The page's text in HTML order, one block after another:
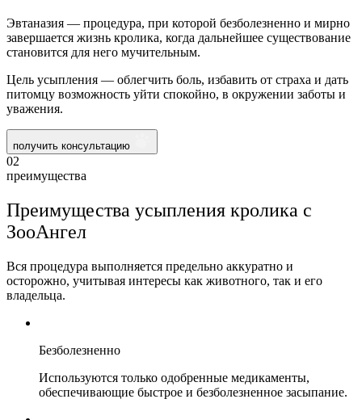
Эвтаназия — процедура, при которой безболезненно и мирно
завершается жизнь кролика, когда дальнейшее существование
становится для него мучительным.
Цель усыпления — облегчить боль, избавить от страха и дать
питомцу возможность уйти спокойно, в окружении заботы и
уважения.
получить консультацию
02
преимущества
Преимущества усыпления кролика с
ЗооАнгел
Вся процедура выполняется предельно аккуратно и
осторожно, учитывая интересы как животного, так и его
владельца.
Безболезненно
Используются только одобренные медикаменты,
обеспечивающие быстрое и безболезненное засыпание.